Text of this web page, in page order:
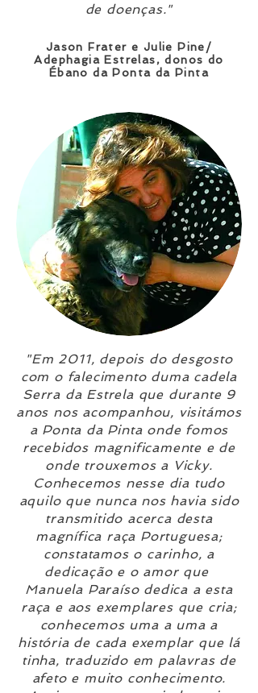
de doenças."
Jason Frater e Julie Pine/
Adephagia Estrelas, donos do
Ébano da Ponta da Pinta
"Em 2011, depois do desgosto
com o falecimento duma cadela
Serra da Estrela que durante 9
anos nos acompanhou, visitámos
a Ponta da Pinta onde fomos
recebidos magnificamente e de
onde trouxemos a Vicky.
Conhecemos nesse dia tudo
aquilo que nunca nos havia sido
transmitido acerca desta
magnífica raça Portuguesa;
constatamos o carinho, a
dedicação e o amor que
Manuela Paraíso dedica a esta
raça e aos exemplares que cria;
conhecemos uma a uma a
história de cada exemplar que lá
tinha, traduzido em palavras de
afeto e muito conhecimento.